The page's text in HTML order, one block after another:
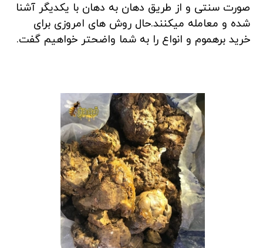
صورت سنتی و از طریق دهان به دهان با یکدیگر آشنا
شده و معامله میکنند.حال روش های امروزی برای
خرید برهموم و انواع را به شما واضحتر خواهیم گفت.